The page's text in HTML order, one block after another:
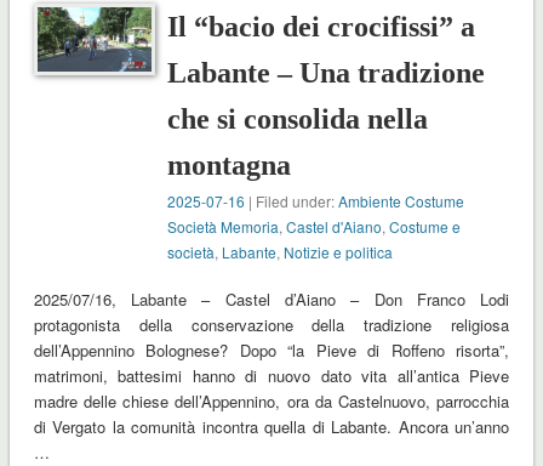
Il “bacio dei crocifissi” a
Labante – Una tradizione
che si consolida nella
montagna
2025-07-16 | Filed under:Ambiente Costume
Società Memoria,Castel d'Aiano,Costume e
società, Labante, Notizie e politica
2025/07/16, Labante – Castel d’Aiano – Don Franco Lodi
protagonista della conservazione della tradizione religiosa
dell’Appennino Bolognese? Dopo “la Pieve di Roffeno risorta”,
matrimoni, battesimi hanno di nuovo dato vita all’antica Pieve
madre delle chiese dell’Appennino, ora da Castelnuovo, parrocchia
di Vergato la comunità incontra quella di Labante. Ancora un’anno
…